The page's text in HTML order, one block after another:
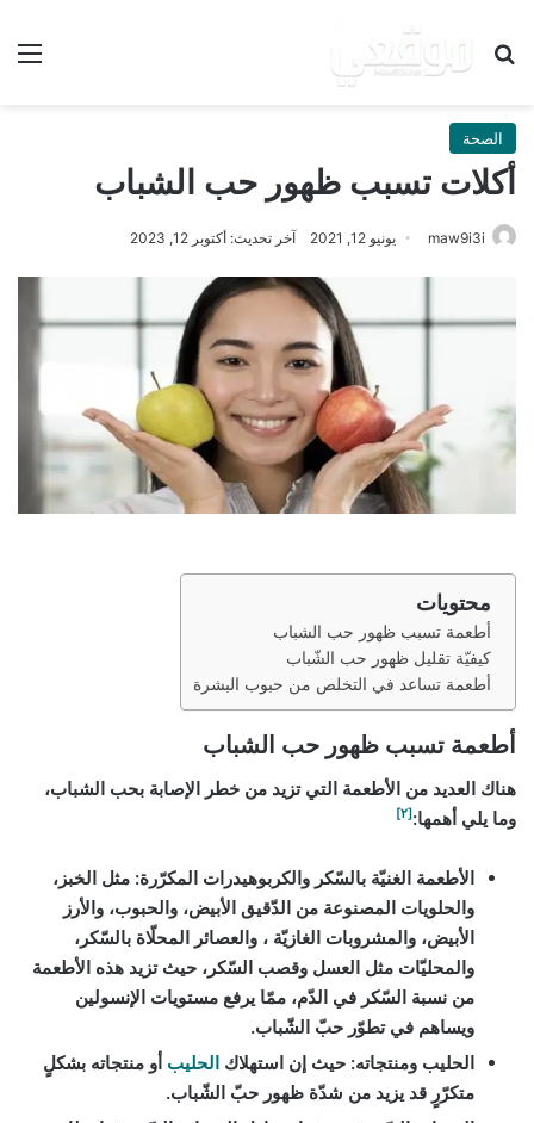
بحث عن
الصحة
أكلات تسبب ظهور حب الشباب
maw9i3i يونيو 12, 2021 آخر تحديث: أكتوبر 12, 2023
محتويات
أطعمة تسبب ظهور حب الشباب
كيفيّة تقليل ظهور حب الشّباب
أطعمة تساعد في التخلص من حبوب البشرة
أطعمة تسبب ظهور حب الشباب
هناك العديد من الأطعمة التي تزيد من خطر الإصابة بحب الشباب،
وما يلي أهمها:[٢]
الأطعمة الغنيّة بالسّكر والكربوهيدرات المكرّرة: مثل الخبز،
والحلويات المصنوعة من الدّقيق الأبيض، والحبوب، والأرز
الأبيض، والمشروبات الغازيّة ، والعصائر المحلّاة بالسّكر،
والمحليّات مثل العسل وقصب السّكر، حيث تزيد هذه الأطعمة
من نسبة السّكر في الدّم، ممّا يرفع مستويات الإنسولين
ويساهم في تطوّر حبّ الشّباب.
الحليب ومنتجاته: حيث إن استهلاك الحليب أو منتجاته بشكلٍ
متكرّرٍ قد يزيد من شدّة ظهور حبّ الشّباب.